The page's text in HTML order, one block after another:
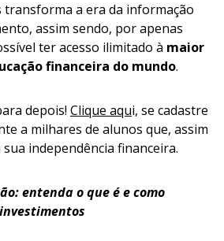
transforma a era da informação
assim sendo, por apenas
ter acesso ilimitado à maior
financeira do mundo.
depois! Clique aqui, se cadastre
a milhares de alunos que, assim
independência financeira.
entenda o que é e como